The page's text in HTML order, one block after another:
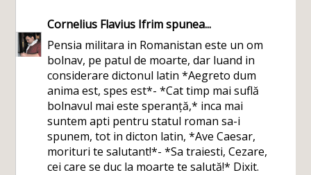
Cornelius Flavius Ifrimspunea...
Pensia militara in Romanistan este un om
bolnav, pe patul de moarte, dar luand in
considerare dictonul latin *Aegreto dum
anima est, spes est*- *Cat timp mai suflă
bolnavul mai este speranță,* inca mai
suntem apti pentru statul roman sa-i
spunem, tot in dicton latin, *Ave Caesar,
morituri te salutant!*- *Sa traiesti, Cezare,
cei care se duc la moarte te salută!* Dixit.